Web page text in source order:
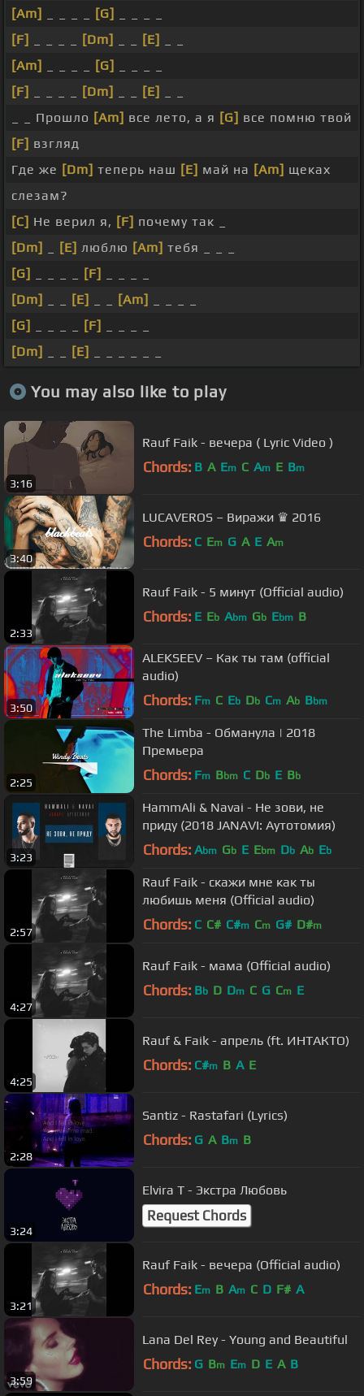
[Am] [G]
[F]
[Dm] [E]
[Am]
[G]
[F]
[Dm] [E]
_ _ Прошло [Am] все лето, а я [G] все помню твой
[F] взгляд
Где же [Dm] теперь наш [E] май на [Am] щеках
слезам?
[C] Не верил я, [F] почему так _
[Dm]
[E] люблю [Am] тебя _ _ _
[G]
[F]
[Dm]
[E] [Am]
[G]
[F]
[Dm]
[E]
You may also like to play
3:16
Rauf Faik - вечера ( Lyric Video )
Chords: B A Em C Am E Bm
3:40
LUCAVEROS – Виражи ♛ 2016
Chords: C Em G A E Am
2:33
Rauf Faik - 5 минут (Official audio)
Chords: E Eb Abm Gb Ebm B
3:50
ALEKSEEV – Как ты там (official
audio)
Chords: Fm C Eb Db Cm Ab Bbm
2:25
The Limba - Обманула | 2018
Премьера
Chords: Fm Bbm C Db E Bb
3:23
HammAli & Navai - Не зови, не
приду (2018 JANAVI: Аутотомия)
Chords: Abm Gb E Ebm Db Ab Eb
2:57
Rauf Faik - скажи мне как ты
любишь меня (Official audio)
Chords: C C# C#m Cm G# D#m
4:27
Rauf Faik - мама (Official audio)
Chords: Bb D Dm C G Cm E
4:25
Rauf & Faik - апрель (ft. ИНТАКТО)
Chords: C#m B A E
2:28
Santiz - Rastafari (Lyrics)
Chords: G A Bm B
3:24
Elvira T - Экстра Любовь
Request Chords
3:21
Rauf Faik - вечера (Official audio)
Chords: Em B Am C D F# A
3:59
Lana Del Rey - Young and Beautiful
Chords: G Bm Em D E A B